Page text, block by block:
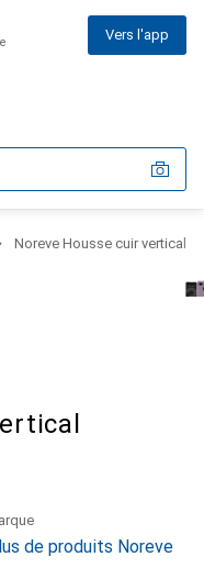
Vers l'app
Noreve Housse cuir vertical
de produits Noreve